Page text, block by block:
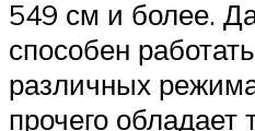
549 см и более.
способен
различных
прочего обладает